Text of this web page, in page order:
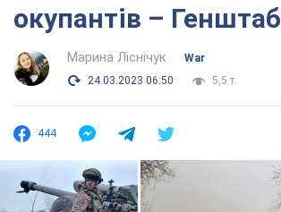
окупантів – Генштаб
Марина Ліснічук
War
24.03.2023 06:50
5,5 т.
444